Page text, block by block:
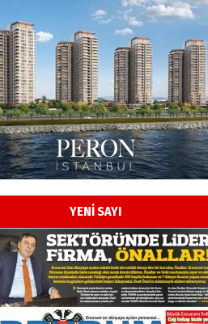
YENİ SAYI
Esat BİNDESEN
Başkan Sekmen’den Erzurum’a
bir vizyon proje daha!
02 Ağustos 2026 Pazar
Kadir SABUNCUOĞLU
Erzurumspor’un köşe taşları
29 Haziran 2026 Pazartesi
Murat Şahsuvaroğlu ERKON’da
çıtayı yukarı taşırken,
yönetimdekiler aşağı
çekmemeli!
17 Şubat 2026 SalıOrhan BOZKURT
Bir fotoğraf, bir şehir, bir